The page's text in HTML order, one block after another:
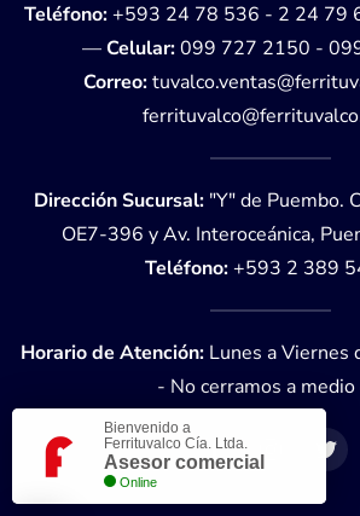
Teléfono:+593 24 78 536 - 2 24 79
—Celular:099 727 2150 -
Correo:
Dirección Sucursal:"Y" de Puembo.
OE7-396 y Av. Interoceánica,
Teléfono:+593 2 389
Horario de Atención: Lunes a Viernes
- No cerramos a medio
Bienvenido a
Ferrituvalco Cía. Ltda.
Asesor comercial
Online